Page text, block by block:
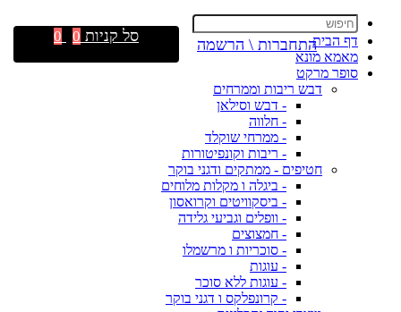
דף הבית
מאמא מונא
סופר מרקט
דבש ריבות וממרחים
- דבש וסילאן
- חלווה
- ממרחי שוקלד
- ריבות וקונפיטורות
חטיפים - ממתקים ודגני בוקר
- ביגלה ו מקלות מלוחים
- ביסקוויטים וקרואסון
- וופלים וגביעי גלידה
- חמצוצים
- סוכריות ו מרשמלו
- עוגות
- עוגות ללא סוכר
- קרונפלקס ו דגני בוקר
התחברות \ הרשמה סל קניות 0
0